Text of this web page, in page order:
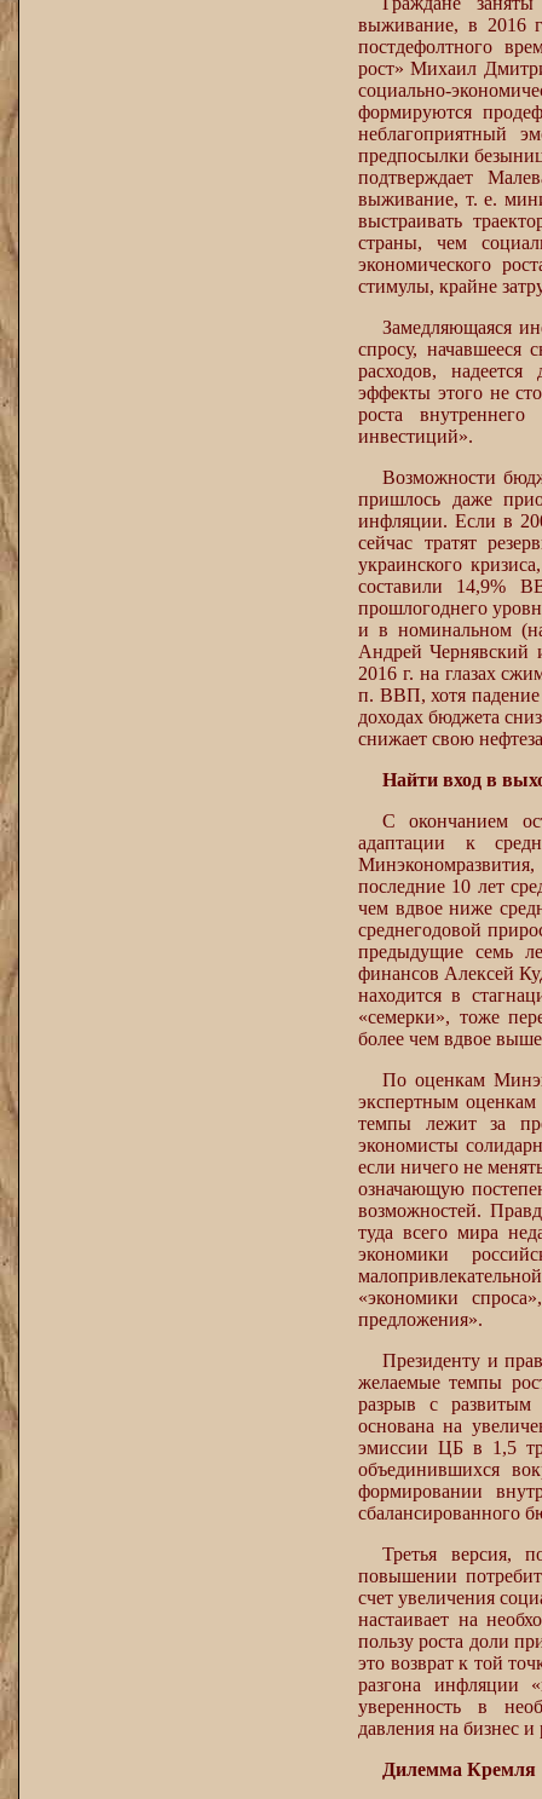
выживание, в 2016
постдефолтного
рост» Михаил
социально-
формируются
неблагоприятный
предпосылки
подтверждает
выживание, т. е.
выстраивать
страны, чем
экономического
стимулы, крайне
Замедляющаяся
спросу, начавшееся
расходов,
эффекты этого не
роста
инвестиций».
Возможности
пришлось даже
инфляции. Если в
сейчас тратят
украинского
составили 14,9%
прошлогоднего
и в номинальном
Андрей Чернявский
2016 г. на глазах
п. ВВП, хотя
доходах бюджета
снижает свою
Найти вход в
С окончанием
адаптации к
последние 10 лет
чем вдвое ниже
среднегодовой
предыдущие семь
финансов Алексей
находится в
«семерки», тоже
более чем вдвое
По оценкам
экспертным
темпы лежит за
экономисты
если ничего не
означающую
возможностей.
туда всего мира
экономики
«экономики
предложения».
Президенту и
желаемые темпы
разрыв с
основана на
эмиссии ЦБ в 1,5
объединившихся
формировании
сбалансированного
Третья версия,
повышении
счет увеличения
настаивает на
пользу роста доли
это возврат к той
разгона инфляции
уверенность в
давления на бизнес
Дилемма Кремля